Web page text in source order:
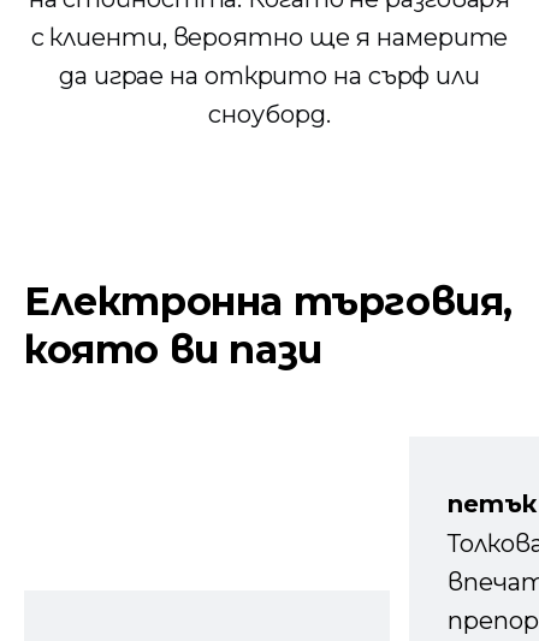
с клиенти, вероятно ще я намерите
да играе на открито на сърф или
сноуборд.
Електронна търговия,
която ви пази